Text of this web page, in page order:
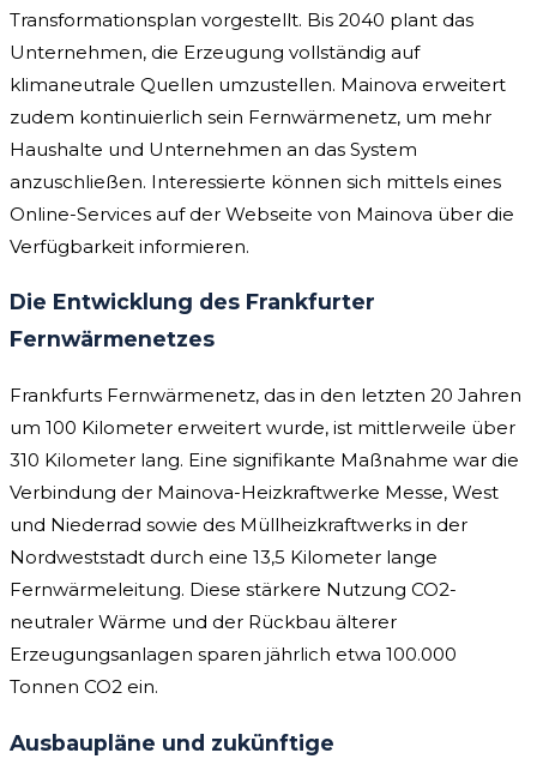
Transformationsplan vorgestellt. Bis 2040 plant das
Unternehmen, die Erzeugung vollständig auf
klimaneutrale Quellen umzustellen. Mainova erweitert
zudem kontinuierlich sein Fernwärmenetz, um mehr
Haushalte und Unternehmen an das System
anzuschließen. Interessierte können sich mittels eines
Online-Services auf der Webseite von Mainova über die
Verfügbarkeit informieren.
Die Entwicklung des Frankfurter
Fernwärmenetzes
Frankfurts Fernwärmenetz, das in den letzten 20 Jahren
um 100 Kilometer erweitert wurde, ist mittlerweile über
310 Kilometer lang. Eine signifikante Maßnahme war die
Verbindung der Mainova-Heizkraftwerke Messe, West
und Niederrad sowie des Müllheizkraftwerks in der
Nordweststadt durch eine 13,5 Kilometer lange
Fernwärmeleitung. Diese stärkere Nutzung CO2-
neutraler Wärme und der Rückbau älterer
Erzeugungsanlagen sparen jährlich etwa 100.000
Tonnen CO2 ein.
Ausbaupläne und zukünftige